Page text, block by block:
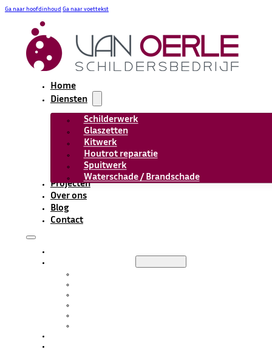
Ga naar hoofdinhoud Ga naar voettekst
Home
Diensten
Schilderwerk
Glaszetten
Kitwerk
Houtrot reparatie
Spuitwerk
Waterschade / Brandschade
Projecten
Over ons
Blog
Contact